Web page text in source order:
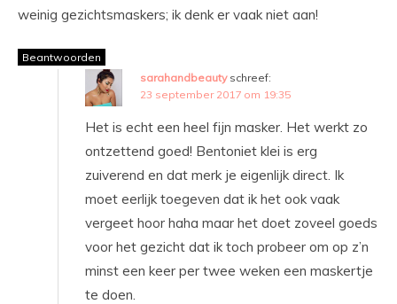
weinig gezichtsmaskers; ik denk er vaak niet aan!
Beantwoorden
sarahandbeauty schreef:
23 september 2017 om 19:35
Het is echt een heel fijn masker. Het werkt zo
ontzettend goed! Bentoniet klei is erg
zuiverend en dat merk je eigenlijk direct. Ik
moet eerlijk toegeven dat ik het ook vaak
vergeet hoor haha maar het doet zoveel goeds
voor het gezicht dat ik toch probeer om op z’n
minst een keer per twee weken een maskertje
te doen.